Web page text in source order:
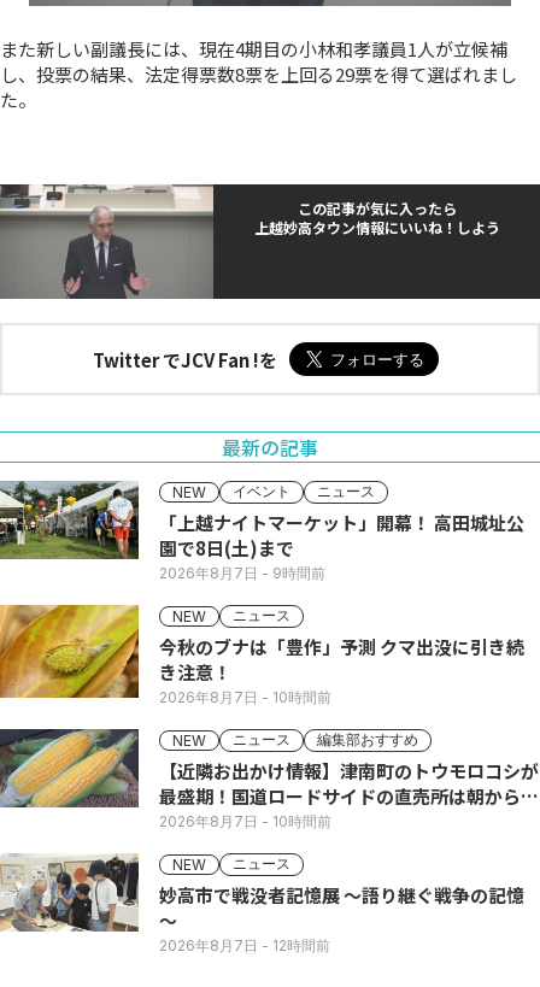
また新しい副議長には、現在4期目の小林和孝議員1人が立候補
し、投票の結果、法定得票数8票を上回る29票を得て選ばれまし
た。
この記事が気に入ったら
上越妙高タウン情報にいいね！しよう
Twitter でJCV Fan !を
最新の記事
NEW イベント ニュース
「上越ナイトマーケット」開幕！ 高田城址公
園で8日(土)まで
2026年8月7日 - 9時間前
NEW ニュース
今秋のブナは「豊作」予測 クマ出没に引き続
き注意！
2026年8月7日 - 10時間前
NEW ニュース 編集部おすすめ
【近隣お出かけ情報】津南町のトウモロコシが
最盛期！国道ロードサイドの直売所は朝から長
い列
2026年8月7日 - 10時間前
NEW ニュース
妙高市で戦没者記憶展 ～語り継ぐ戦争の記憶
～
2026年8月7日 - 12時間前